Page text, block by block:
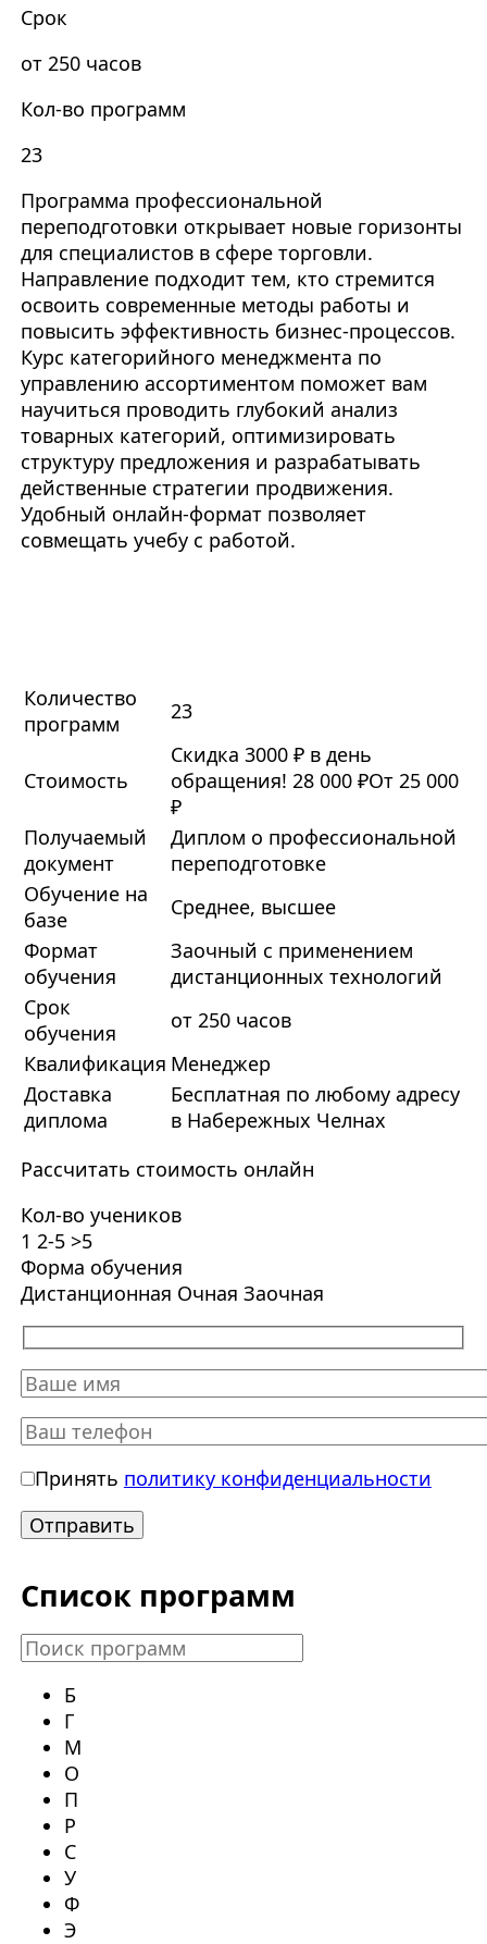
Срок
от 250 часов
Кол-во программ
23
Программа профессиональной
переподготовки открывает новые горизонты
для специалистов в сфере торговли.
Направление подходит тем, кто стремится
освоить современные методы работы и
повысить эффективность бизнес-процессов.
Курс категорийного менеджмента по
управлению ассортиментом поможет вам
научиться проводить глубокий анализ
товарных категорий, оптимизировать
структуру предложения и разрабатывать
действенные стратегии продвижения.
Удобный онлайн-формат позволяет
совмещать учебу с работой.
Количество
программ
23
Стоимость
Скидка 3000 ₽ в день
обращения! 28 000 ₽От 25 000
₽
Получаемый
документ
Диплом о профессиональной
переподготовке
Обучение на
базе
Среднее, высшее
Формат
обучения
Заочный с применением
дистанционных технологий
Срок
обучения
от 250 часов
Квалификация Менеджер
Доставка
диплома
Бесплатная по любому адресу
в Набережных Челнах
Рассчитать стоимость онлайн
Кол-во учеников
1 2-5 >5
Форма обучения
Дистанционная Очная Заочная
Принять политику конфиденциальности
Список программ
Б
Г
М
О
П
Р
С
У
Ф
Э